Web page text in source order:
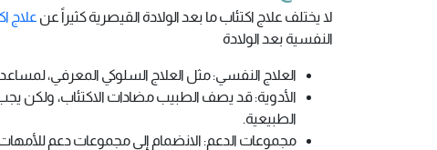
لا يختلف علاج اكتئاب ما بعد الولادة القيصرية كثيراً عنعلاج
النفسية بعد الولادة
العلاج النفسي: مثل العلاج السلوكي المعرفي،
الأدوية: قد يصف الطبيب مضادات الاكتئاب، ولكن
الطبيعية.
مجموعات الدعم: الانضمام إلى مجموعات دعم